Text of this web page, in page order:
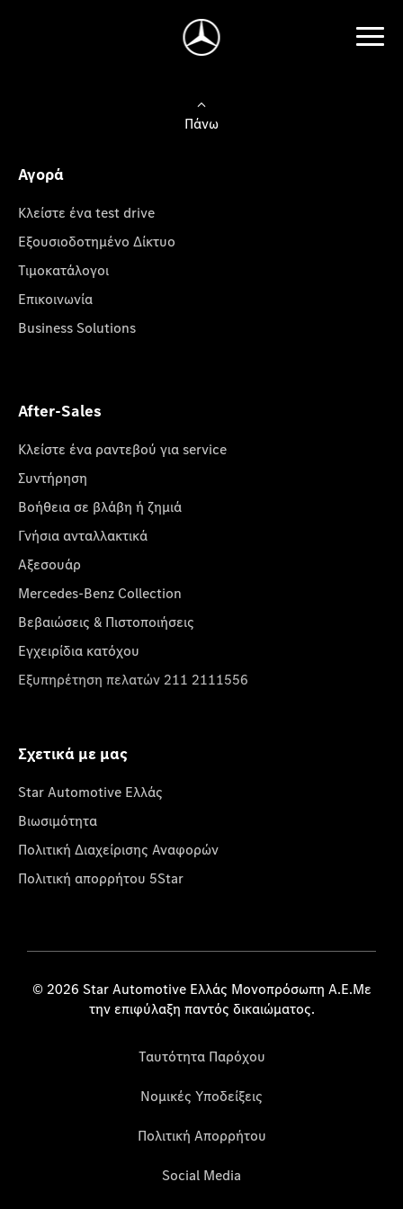
Πάνω
Αγορά
Κλείστε ένα test drive
Εξουσιοδοτημένο Δίκτυο
Τιμοκατάλογοι
Επικοινωνία
Business Solutions
After-Sales
Κλείστε ένα ραντεβού για service
Συντήρηση
Βοήθεια σε βλάβη ή ζημιά
Γνήσια ανταλλακτικά
Αξεσουάρ
Mercedes-Benz Collection
Βεβαιώσεις & Πιστοποιήσεις
Εγχειρίδια κατόχου
Εξυπηρέτηση πελατών 211 2111556
Σχετικά με μας
Star Automotive Ελλάς
Βιωσιμότητα
Πολιτική Διαχείρισης Αναφορών
Πολιτική απορρήτου 5Star
© 2026 Star Automotive Ελλάς Μονοπρόσωπη Α.Ε.Με
την επιφύλαξη παντός δικαιώματος.
Ταυτότητα Παρόχου
Νομικές Υποδείξεις
Πολιτική Απορρήτου
Social Media